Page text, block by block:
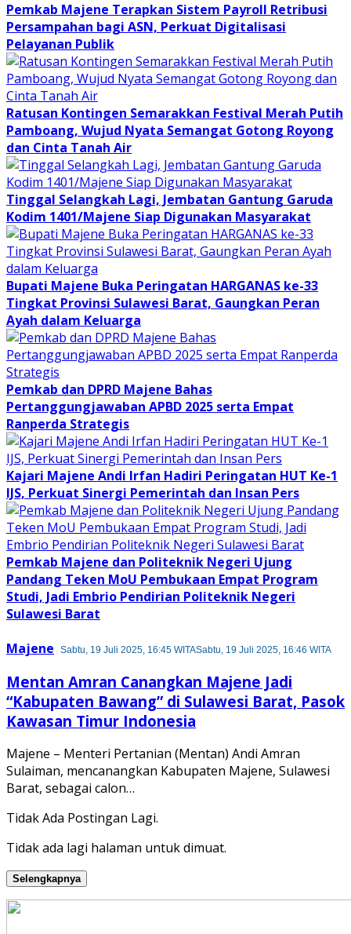
Pemkab Majene Terapkan Sistem Payroll Retribusi
Persampahan bagi ASN, Perkuat Digitalisasi
Pelayanan Publik
Ratusan Kontingen Semarakkan Festival Merah Putih
Pamboang, Wujud Nyata Semangat Gotong Royong
dan Cinta Tanah Air
Tinggal Selangkah Lagi, Jembatan Gantung Garuda
Kodim 1401/Majene Siap Digunakan Masyarakat
Bupati Majene Buka Peringatan HARGANAS ke-33
Tingkat Provinsi Sulawesi Barat, Gaungkan Peran
Ayah dalam Keluarga
Pemkab dan DPRD Majene Bahas
Pertanggungjawaban APBD 2025 serta Empat
Ranperda Strategis
Kajari Majene Andi Irfan Hadiri Peringatan HUT Ke-1
IJS, Perkuat Sinergi Pemerintah dan Insan Pers
Pemkab Majene dan Politeknik Negeri Ujung
Pandang Teken MoU Pembukaan Empat Program
Studi, Jadi Embrio Pendirian Politeknik Negeri
Sulawesi Barat
Majene
Sabtu, 19 Juli 2025, 16:45 WITASabtu, 19 Juli 2025, 16:46 WITA
Mentan Amran Canangkan Majene Jadi
“Kabupaten Bawang” di Sulawesi Barat, Pasok
Kawasan Timur Indonesia
Majene – Menteri Pertanian (Mentan) Andi Amran
Sulaiman, mencanangkan Kabupaten Majene, Sulawesi
Barat, sebagai calon…
Tidak Ada Postingan Lagi.
Tidak ada lagi halaman untuk dimuat.
Selengkapnya